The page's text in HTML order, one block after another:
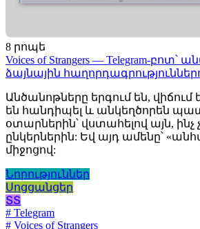
8 րոպե
Voices of Strangers — Telegram-բոտ՝
ձայնային
Անծանոթները երգում են,
են հանդիպել և անկեղծորեն
օտարներին՝ վստահելով այն,
ընկերներին: Եվ այդ ամենը՝
միջոցով:
Նորություններ
Սոցցանցեր
ՏՏ
# Telegram
# Voices of Strangers